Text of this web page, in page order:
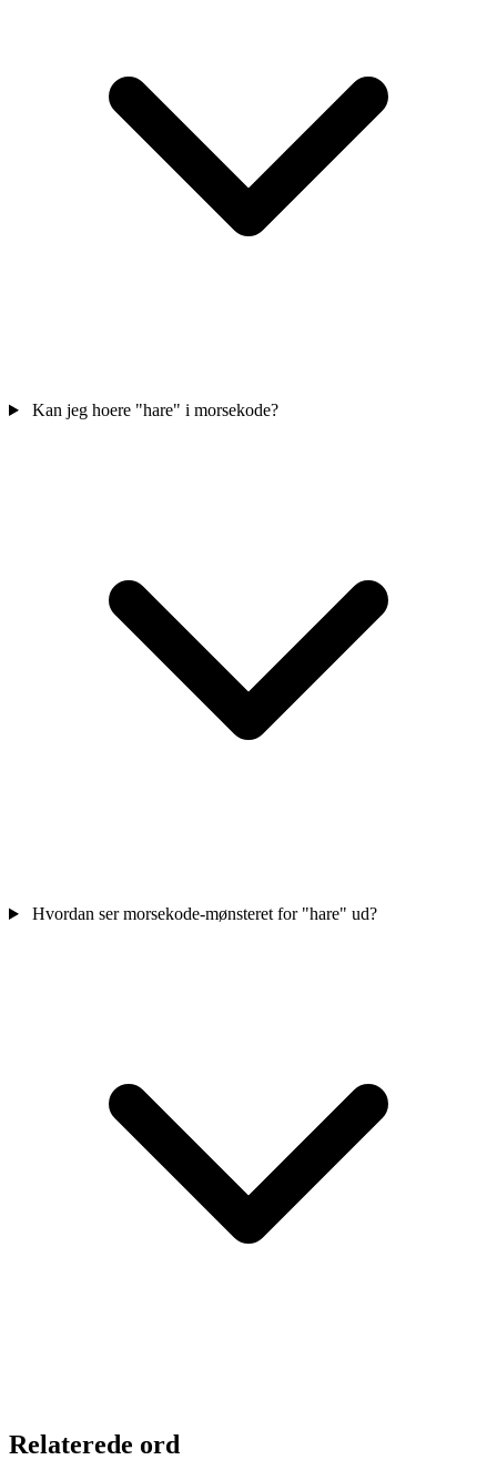
Kan jeg hoere "hare" i morsekode?
Hvordan ser morsekode-mønsteret for "hare" ud?
Relaterede ord